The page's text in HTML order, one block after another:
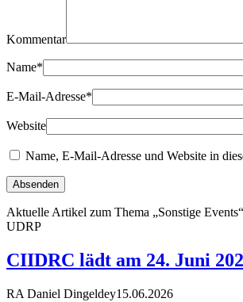
Kommentar
Name*
E-Mail-Adresse*
Website
Name, E-Mail-Adresse und Website in
Aktuelle Artikel zum Thema „Sonstige Events“
UDRP
CIIDRC lädt am 24. Juni
RA Daniel Dingeldey15.06.2026